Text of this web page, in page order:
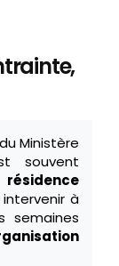
Ministère
souvent
à
semaines